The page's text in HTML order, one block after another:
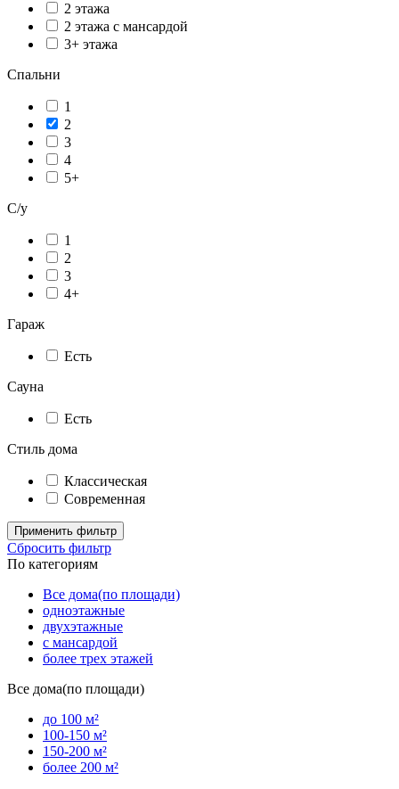
2 этажа
2 этажа с мансардой
3+ этажа
Спальни
1
2
3
4
5+
С/у
1
2
3
4+
Гараж
Есть
Сауна
Есть
Стиль дома
Классическая
Современная
Применить фильтр
Сбросить фильтр
По категориям
Все дома(по площади)
одноэтажные
двухэтажные
с мансардой
более трех этажей
Все дома(по площади)
до 100 м²
100-150 м²
150-200 м²
более 200 м²